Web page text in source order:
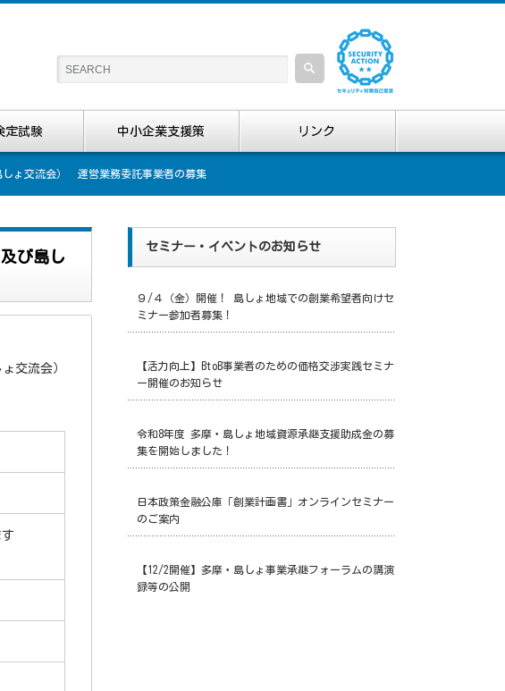
定試験 中小企業支援策 リンク
しょ交流会） 運営業務委託事業者の募集
び島し
交流会）
す
セミナー・イベントのお知らせ
９/４（金）開催！ 島しょ地域での創業希望者向けセ
ミナー参加者募集！
【活力向上】BtoB事業者のための価格交渉実践セミナ
ー開催のお知らせ
令和8年度 多摩・島しょ地域資源承継支援助成金の募
集を開始しました！
日本政策金融公庫「創業計画書」オンラインセミナー
のご案内
【12/2開催】多摩・島しょ事業承継フォーラムの講演
録等の公開